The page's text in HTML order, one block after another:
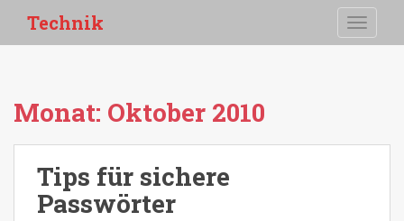
i
Technik
Monat: Oktober 2010
Tips für sichere
Passwörter